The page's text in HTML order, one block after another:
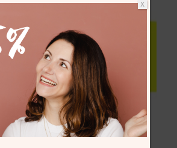
Vertrag widerrufen
X